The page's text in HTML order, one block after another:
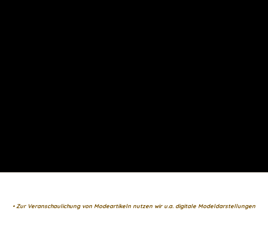
• Zur Veranschaulichung von Modeartikeln nutzen wir u.a. digitale Modeldarstellungen